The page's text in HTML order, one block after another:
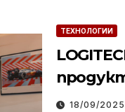
ТЕХНОЛОГИИ
18/09/2025